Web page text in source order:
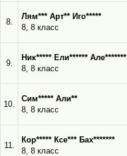
8.
Лям*** Арт** Иго*****
8, 8 класс
9.
Ник***** Ели****** Але*******
8, 8 класс
10.
Сим***** Али**
8, 8 класс
11.
Кор***** Ксе*** Бах*******
8, 8 класс